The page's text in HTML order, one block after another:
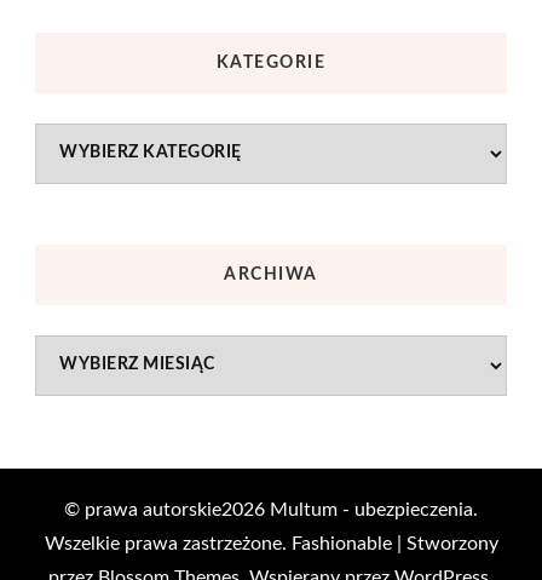
KATEGORIE
Kategorie
ARCHIWA
Archiwa
© prawa autorskie2026 Multum - ubezpieczenia.
Wszelkie prawa zastrzeżone. Fashionable | Stworzony